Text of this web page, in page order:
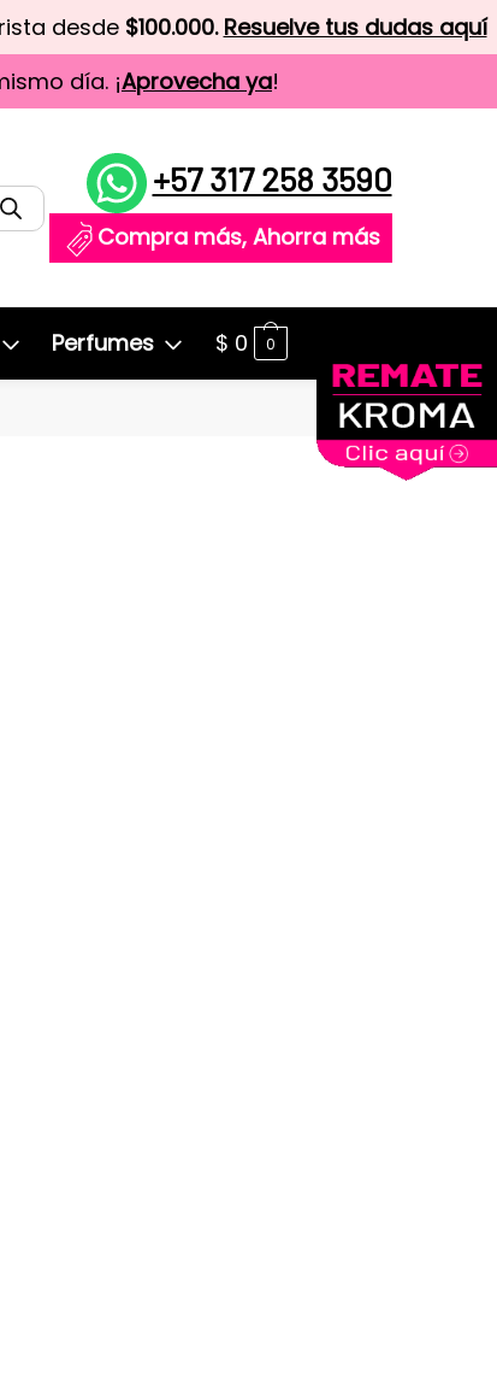
desde $100.000. Resuelve tus dudas aquí
día. ¡Aprovecha ya!
+57 317 258 3590
Compra más, Ahorra más
Perfumes $ 0 0